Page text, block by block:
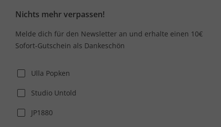
Nichts mehr verpassen!
Melde dich für den Newsletter an und erhalte einen 10€
Sofort-Gutschein als Dankeschön
Ulla Popken
Studio Untold
JP1880